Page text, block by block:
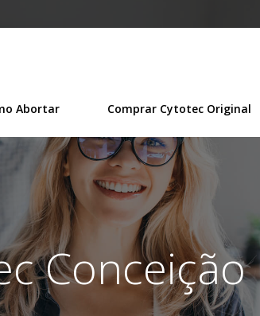
Abortar Comprar Cytotec Original
Conceição